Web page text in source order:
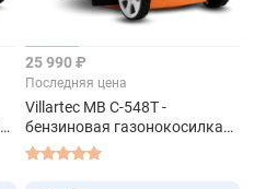
25 990 ₽
Последняя цена
Villartec MB С-548T -
бензиновая газонокосилка
самоходная